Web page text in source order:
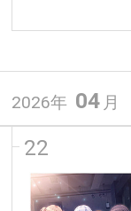
2026年 04 月
22